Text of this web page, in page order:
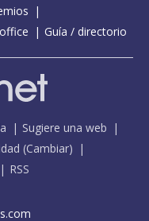
Guía / directorio
Sugiere una web
(Cambiar)
RSS